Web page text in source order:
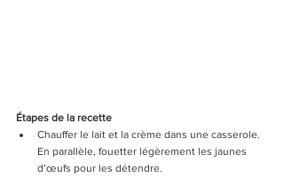
Étapes de la recette
Chauffer le lait et la crème dans une casserole.
En parallèle, fouetter légèrement les jaunes
d’œufs pour les détendre.